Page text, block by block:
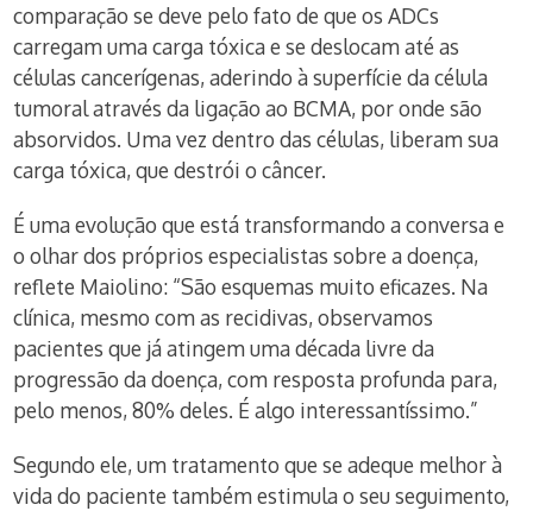
comparação se deve pelo fato de que os ADCs
carregam uma carga tóxica e se deslocam até as
células cancerígenas, aderindo à superfície da célula
tumoral através da ligação ao BCMA, por onde são
absorvidos. Uma vez dentro das células, liberam sua
carga tóxica, que destrói o câncer.
É uma evolução que está transformando a conversa e
o olhar dos próprios especialistas sobre a doença,
reflete Maiolino: “São esquemas muito eficazes. Na
clínica, mesmo com as recidivas, observamos
pacientes que já atingem uma década livre da
progressão da doença, com resposta profunda para,
pelo menos, 80% deles. É algo interessantíssimo.”
Segundo ele, um tratamento que se adeque melhor à
vida do paciente também estimula o seu seguimento,